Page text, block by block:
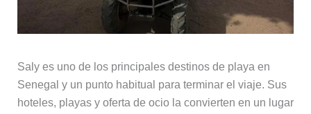
Saly es uno de los principales destinos de playa en
Senegal y un punto habitual para terminar el viaje. Sus
hoteles, playas y oferta de ocio la convierten en un lugar